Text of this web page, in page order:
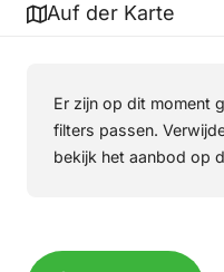
Auf der Karte
Er zijn op dit moment
filters passen.
bekijk het aanbod op